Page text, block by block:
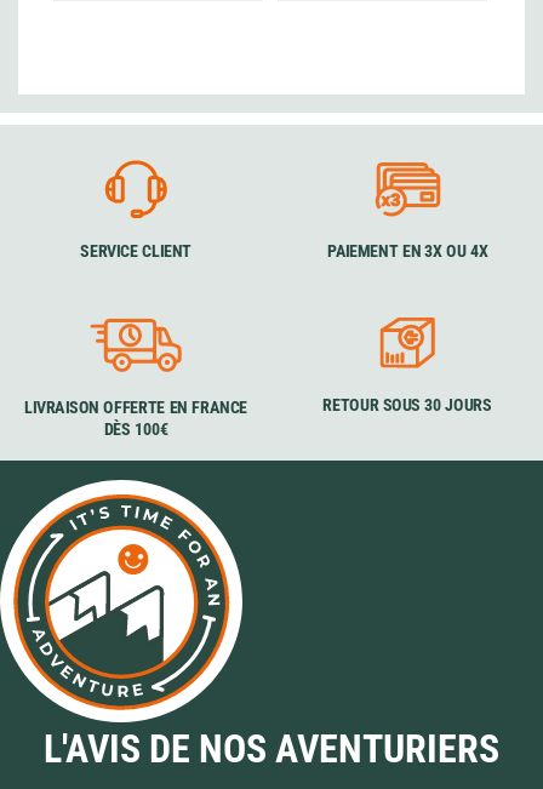
SERVICE CLIENT PAIEMENT EN 3X OU 4X
LIVRAISON OFFERTE EN FRANCE
DÈS 100€
RETOUR SOUS 30 JOURS
L'AVIS DE NOS AVENTURIERS